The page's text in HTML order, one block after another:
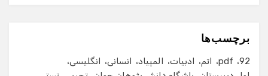
برچسب‌ها
92
pdf اتم ادبیات المپیاد انسانی
انگلیسی